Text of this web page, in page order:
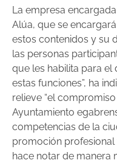
La empresa
Alúa, que se
estos contenidos y su
las personas
que les habilita para
estas funciones”, ha
relieve “el
Ayuntamiento
competencias de la
promoción
hace notar de manera